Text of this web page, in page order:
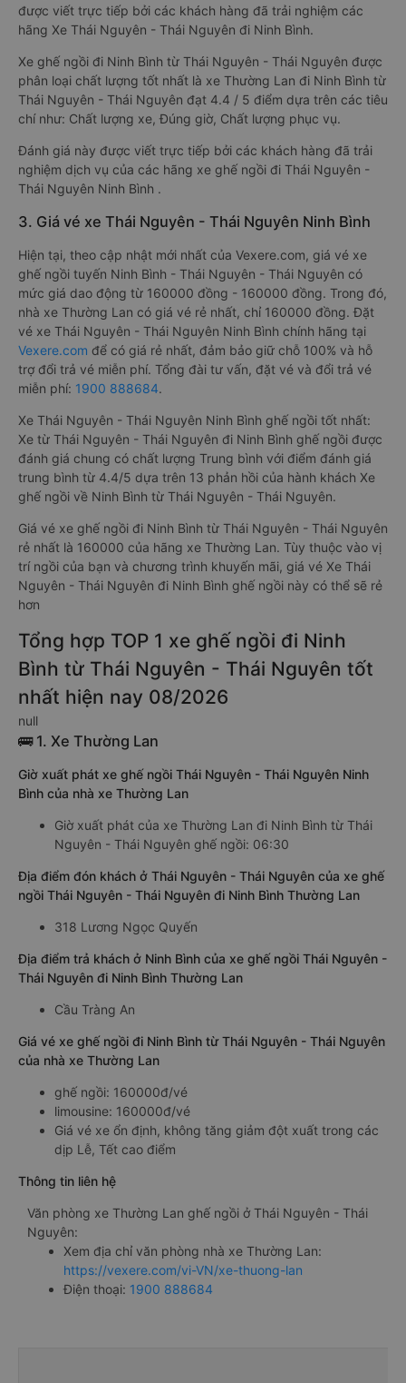
được viết trực tiếp bởi các khách hàng đã trải nghiệm các
hãng Xe Thái Nguyên - Thái Nguyên đi Ninh Bình.
Xe ghế ngồi đi Ninh Bình từ Thái Nguyên - Thái Nguyên được
phân loại chất lượng tốt nhất là xe Thường Lan đi Ninh Bình từ
Thái Nguyên - Thái Nguyên đạt 4.4 / 5 điểm dựa trên các tiêu
chí như: Chất lượng xe, Đúng giờ, Chất lượng phục vụ.
Đánh giá này được viết trực tiếp bởi các khách hàng đã trải
nghiệm dịch vụ của các hãng xe ghế ngồi đi Thái Nguyên -
Thái Nguyên Ninh Bình .
3. Giá vé xe Thái Nguyên - Thái Nguyên Ninh Bình
Hiện tại, theo cập nhật mới nhất của Vexere.com, giá vé xe
ghế ngồi tuyến Ninh Bình - Thái Nguyên - Thái Nguyên có
mức giá dao động từ 160000 đồng - 160000 đồng. Trong đó,
nhà xe Thường Lan có giá vé rẻ nhất, chỉ 160000 đồng. Đặt
vé xe Thái Nguyên - Thái Nguyên Ninh Bình chính hãng tại
Vexere.com để có giá rẻ nhất, đảm bảo giữ chỗ 100% và hỗ
trợ đổi trả vé miễn phí. Tổng đài tư vấn, đặt vé và đổi trả vé
miễn phí: 1900 888684.
Xe Thái Nguyên - Thái Nguyên Ninh Bình ghế ngồi tốt nhất:
Xe từ Thái Nguyên - Thái Nguyên đi Ninh Bình ghế ngồi được
đánh giá chung có chất lượng Trung bình với điểm đánh giá
trung bình từ 4.4/5 dựa trên 13 phản hồi của hành khách Xe
ghế ngồi về Ninh Bình từ Thái Nguyên - Thái Nguyên.
Giá vé xe ghế ngồi đi Ninh Bình từ Thái Nguyên - Thái Nguyên
rẻ nhất là 160000 của hãng xe Thường Lan. Tùy thuộc vào vị
trí ngồi của bạn và chương trình khuyến mãi, giá vé Xe Thái
Nguyên - Thái Nguyên đi Ninh Bình ghế ngồi này có thể sẽ rẻ
hơn
Tổng hợp TOP 1 xe ghế ngồi đi Ninh
Bình từ Thái Nguyên - Thái Nguyên tốt
nhất hiện nay 08/2026
null
🚌 1. Xe Thường Lan
Giờ xuất phát xe ghế ngồi Thái Nguyên - Thái Nguyên Ninh
Bình của nhà xe Thường Lan
Giờ xuất phát của xe Thường Lan đi Ninh Bình từ Thái
Nguyên - Thái Nguyên ghế ngồi: 06:30
Địa điểm đón khách ở Thái Nguyên - Thái Nguyên của xe ghế
ngồi Thái Nguyên - Thái Nguyên đi Ninh Bình Thường Lan
318 Lương Ngọc Quyến
Địa điểm trả khách ở Ninh Bình của xe ghế ngồi Thái Nguyên -
Thái Nguyên đi Ninh Bình Thường Lan
Cầu Tràng An
Giá vé xe ghế ngồi đi Ninh Bình từ Thái Nguyên - Thái Nguyên
của nhà xe Thường Lan
ghế ngồi: 160000đ/vé
limousine: 160000đ/vé
Giá vé xe ổn định, không tăng giảm đột xuất trong các
dịp Lễ, Tết cao điểm
Thông tin liên hệ
Văn phòng xe Thường Lan ghế ngồi ở Thái Nguyên - Thái
Nguyên:
Xem địa chỉ văn phòng nhà xe Thường Lan:
https://vexere.com/vi-VN/xe-thuong-lan
Điện thoại: 1900 888684